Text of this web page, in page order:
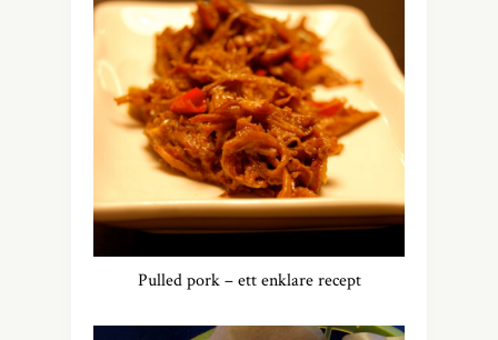
Pulled pork – ett enklare recept